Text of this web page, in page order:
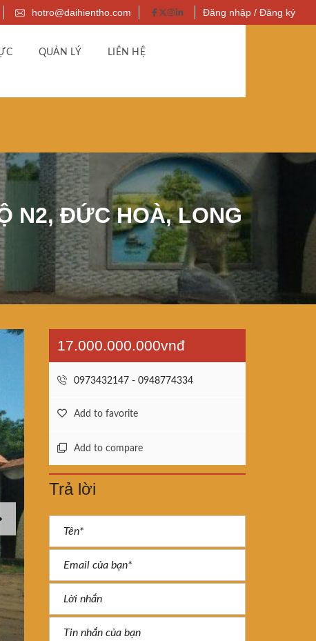
hotro@daihientho.com Đăng nhập / Đăng ký
QUẢN LÝ LIÊN HỆ
N2, ĐỨC HOÀ, LONG
17.000.000.000vnđ
0973432147 - 0948774334
Add to favorite
Add to compare
Trả lời